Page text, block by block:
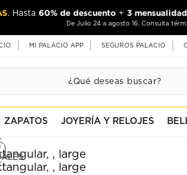
. Hasta 60% de descuento + 3
De Julio 24 a agosto 16. Consulta
MI PALACIO APP SEGUROS PALACIO
ZAPATOS JOYERÍA Y RELOJES